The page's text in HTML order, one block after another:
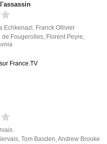
Echkenazi, Franck Ollivier
de Fougerolles, Florent Peyre,
France.TV
,Tom Basden,Andrew Brooke